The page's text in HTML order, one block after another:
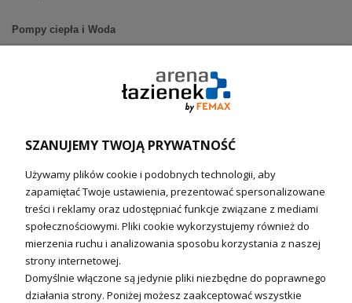
Pompy ciepła i Woda
Ogrzewanie podłogowe (główne)
Technika solarna
Fotowoltanika
Sterowniki i regulatory
Nagrzewnice i kurtyny
Kuchnia i Wentylacja
SZANUJEMY TWOJĄ PRYWATNOŚĆ
Używamy plików cookie i podobnych technologii, aby
zapamiętać Twoje ustawienia, prezentować spersonalizowane
treści i reklamy oraz udostępniać funkcje związane z mediami
społecznościowymi. Pliki cookie wykorzystujemy również do
mierzenia ruchu i analizowania sposobu korzystania z naszej
strony internetowej.
Domyślnie włączone są jedynie pliki niezbędne do poprawnego
działania strony. Poniżej możesz zaakceptować wszystkie